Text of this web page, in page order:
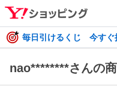
毎日引けるくじ 今すぐ
nao********さんの